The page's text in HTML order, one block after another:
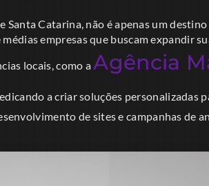
Santa Catarina, não é apenas um
empresas que buscam expandir
locais, como aAgência
a criar soluções personalizadas
de sites e campanhas de